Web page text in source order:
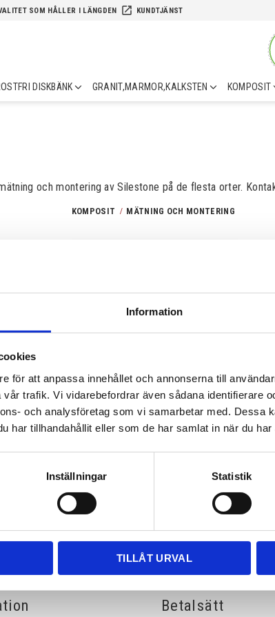
Information
för att anpassa innehållet och annonserna till
trafik. Vi vidarebefordrar även sådana identifierare
och analysföretag som vi samarbetar med. Dessa
har tillhandahållit eller som de har samlat in när du
Inställningar Statistik
TILLÅT URVAL
SOM HÅLLER I LÄNGDEN launch KUNDTJÄNST
DISKBÄNK GRANIT,MARMOR,KALKSTEN KOMPOSIT
KOMPOSIT MÄTNING OCH MONTERING
och montering av Silestone på de flesta orter.
Mätning och montering
Betalsätt